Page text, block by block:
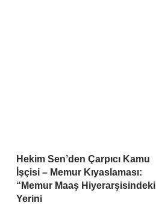
Hekim Sen’den Çarpıcı Kamu
İşçisi – Memur Kıyaslaması:
“Memur Maaş Hiyerarşisindeki
Yerini